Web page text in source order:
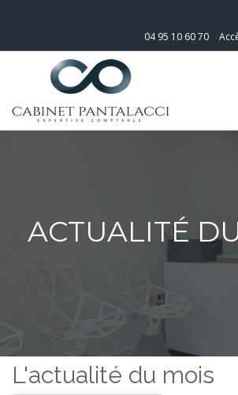
04 95 10 60 70
ACTUALITÉ
L'actualité du mois